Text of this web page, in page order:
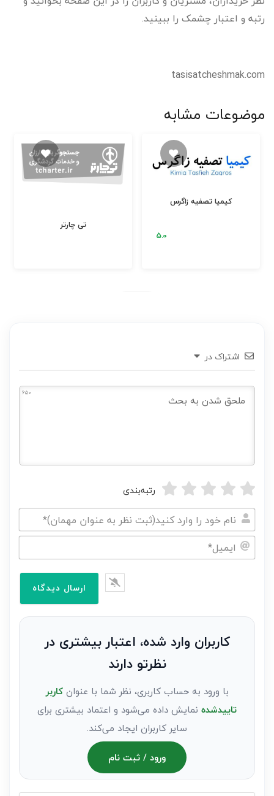
رتبه و اعتبار چشمک را ببینید.
tasisatcheshmak.com
موضوعات مشابه
تی چارتر
کیمیا تصفیه زاگرس
اشتراک در
650
رتبه‌بندی
نام
خود
نظر
کاربران وارد شده، اعتبار بیشتری در
نظرتو دارند
با ورود به حساب کاربری، نظر شما با عنوانکاربر
تاییدشده نمایش داده می‌شود و اعتماد بیشتری برای
سایر کاربران ایجاد می‌کند.
ورود / ثبت نام